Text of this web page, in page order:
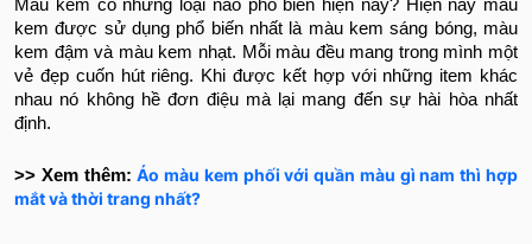
Màu kem có những loại nào phổ biến hiện nay? Hiện nay màu
kem được sử dụng phổ biến nhất là màu kem sáng bóng, màu
kem đậm và màu kem nhạt. Mỗi màu đều mang trong mình một
vẻ đẹp cuốn hút riêng. Khi được kết hợp với những item khác
nhau nó không hề đơn điệu mà lại mang đến sự hài hòa nhất
định.
>> Xem thêm:Áo màu kem phối với quần màu gì nam thì hợp
mắt và thời trang nhất?